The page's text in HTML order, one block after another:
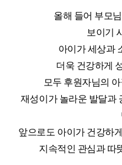
올해 들어 부모
보이기
아이가 세상과
더욱 건강하게
모두 후원자님의
재성이가 놀라운 발달과
앞으로도 아이가 건강하
지속적인 관심과 따